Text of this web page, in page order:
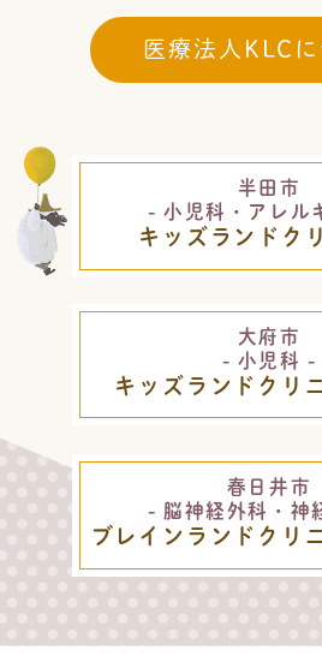
自宅や他院でインフルエン
査をされて当院を受診さ
キャッシュレス決済がご
うになりました
2023.08.21
小児定期予防接種の電話
医療法人KLCに
半田市
- 小児科・アレル
キッズランドク
大府市
- 小児科 -
キッズランドクリ
春日井市
- 脳神経外科・神
ブレインランドクリ